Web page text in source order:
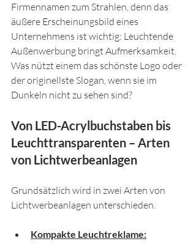
Firmennamen zum Strahlen, denn das
äußere Erscheinungsbild eines
Unternehmens ist wichtig: Leuchtende
Außenwerbung bringt Aufmerksamkeit.
Was nützt einem das schönste Logo oder
der originellste Slogan, wenn sie im
Dunkeln nicht zu sehen sind?
Von LED-Acrylbuchstaben bis
Leuchttransparenten – Arten
von Lichtwerbeanlagen
Grundsätzlich wird in zwei Arten von
Lichtwerbeanlagen unterschieden.
Kompakte Leuchtreklame: